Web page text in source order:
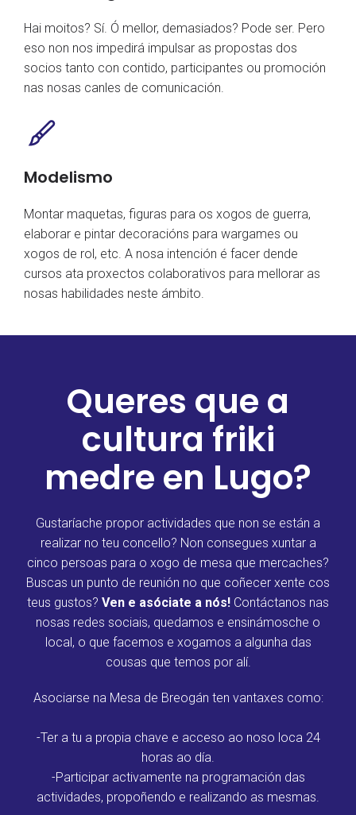
Hai moitos? Sí. Ó mellor, demasiados? Pode ser. Pero
eso non nos impedirá impulsar as propostas dos
socios tanto con contido, participantes ou promoción
nas nosas canles de comunicación.
Modelismo
Montar maquetas, figuras para os xogos de guerra,
elaborar e pintar decoracións para wargames ou
xogos de rol, etc. A nosa intención é facer dende
cursos ata proxectos colaborativos para mellorar as
nosas habilidades neste ámbito.
Queres que a
cultura friki
medre en Lugo?
Gustaríache propor actividades que non se están a
realizar no teu concello? Non consegues xuntar a
cinco persoas para o xogo de mesa que mercaches?
Buscas un punto de reunión no que coñecer xente cos
teus gustos? Ven e asóciate a nós! Contáctanos nas
nosas redes sociais, quedamos e ensinámosche o
local, o que facemos e xogamos a algunha das
cousas que temos por alí.
Asociarse na Mesa de Breogán ten vantaxes como:
-Ter a tu a propia chave e acceso ao noso loca 24
horas ao día.
-Participar activamente na programación das
actividades, propoñendo e realizando as mesmas.